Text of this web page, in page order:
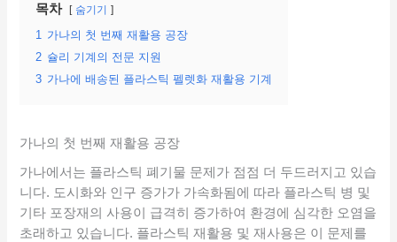
목차 숨기기
1
가나의 첫 번째 재활용 공장
2 슐리 기계의 전문 지원
3 가나에 배송된 플라스틱 펠렛화 재활용 기계
가나의 첫 번째 재활용 공장
가나에서는 플라스틱 폐기물 문제가 점점 더 두드러지고 있습
니다. 도시화와 인구 증가가 가속화됨에 따라 플라스틱 병 및
기타 포장재의 사용이 급격히 증가하여 환경에 심각한 오염을
초래하고 있습니다. 플라스틱 재활용 및 재사용은 이 문제를